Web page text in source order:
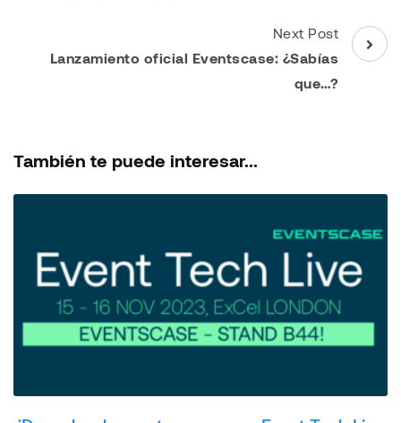
Next Post
Lanzamiento oficial Eventscase: ¿Sabías
que…?
También te puede interesar...